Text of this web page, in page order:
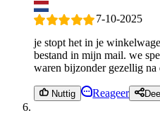
7-10-2025
je stopt het in je
bestand in mijn mail. we
waren bijzonder gezellig
Nuttig Reageer Deel